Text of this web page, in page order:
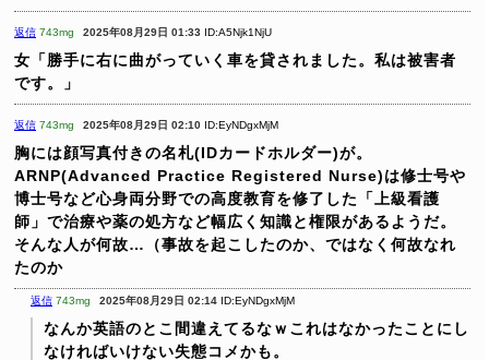
返信 743mg 2025年08月29日 01:33 ID:A5Njk1NjU
女「勝手に右に曲がっていく車を貸されました。私は被害者
です。」
返信 743mg 2025年08月29日 02:10 ID:EyNDgxMjM
胸には顔写真付きの名札(IDカードホルダー)が。
ARNP(Advanced Practice Registered Nurse)は修士号や
博士号など心身両分野での高度教育を修了した「上級看護
師」で治療や薬の処方など幅広く知識と権限があるようだ。
そんな人が何故…（事故を起こしたのか、ではなく何故なれ
たのか
返信 743mg 2025年08月29日 02:14 ID:EyNDgxMjM
なんか英語のとこ間違えてるなｗこれはなかったことにし
なければいけない失態コメかも。